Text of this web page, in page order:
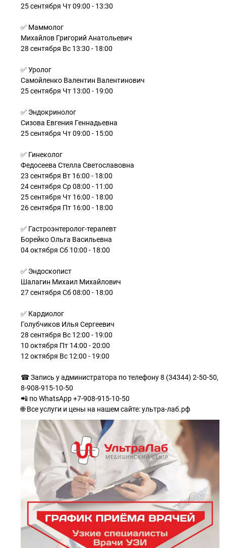
25 сентября Чт 09:00 - 13:30
✅ Маммолог
Михайлов Григорий Анатольевич
28 сентября Вс 13:30 - 18:00
✅ Уролог
Самойленко Валентин Валентинович
25 сентября Чт 13:00 - 19:00
✅ Эндокринолог
Сизова Евгения Геннадьевна
25 сентября Чт 09:00 - 15:00
✅ Гинеколог
Федосеева Стелла Светославовна
23 сентября Вт 16:00 - 18:00
24 сентября Ср 08:00 - 11:00
25 сентября Чт 16:00 - 18:00
26 сентября Пт 16:00 - 18:00
✅ Гастроэнтеролог-терапевт
Борейко Ольга Васильевна
04 октября Сб 10:00 - 18:00
✅ Эндоскопист
Шалагин Михаил Михайлович
27 сентября Сб 08:00 - 18:00
✅ Кардиолог
Голубчиков Илья Сергеевич
28 сентября Вс 12:00 - 19:00
10 октября Пт 14:00 - 20:00
12 октября Вс 12:00 - 19:00
☎ Запись у администратора по телефону 8 (34344) 2-50-50,
8-908-915-10-50
📲 по WhatsApp +7-908-915-10-50
🌐 Все услуги и цены на нашем сайте: ультра-лаб.рф